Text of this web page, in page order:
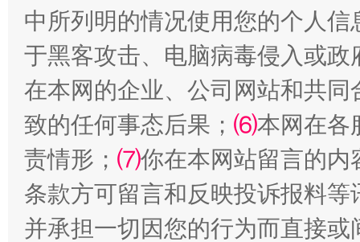
全民健身五年计划来了！等你上场
中所列明的情况使用您的个人
于黑客攻击、电脑病毒侵入或
在本网的企业、公司网站和共
致的任何事态后果； ⑹本网在各
责情形； ⑺你在本网站留言的内
条款方可留言和反映投诉报料
并承担一切因您的行为而直接